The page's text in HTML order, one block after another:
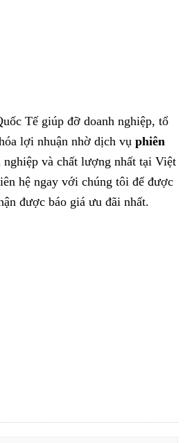
Tế giúp đỡ doanh nghiệp, tổ
lợi nhuận nhờ dịch vụ phiên
nghiệp và chất lượng nhất tại Việt
hệ ngay với chúng tôi để được
được báo giá ưu đãi nhất.